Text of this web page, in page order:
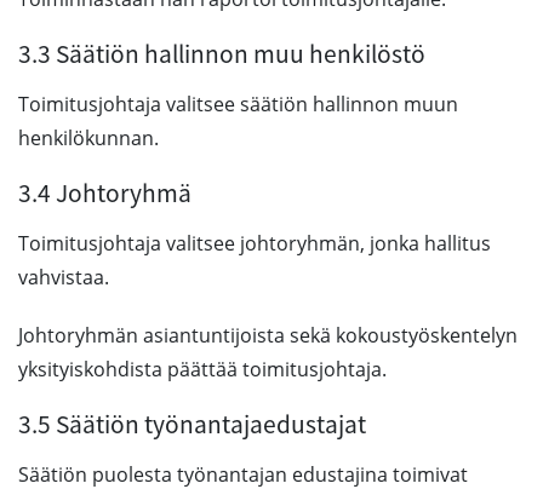
3.3 Säätiön hallinnon muu henkilöstö
Toimitusjohtaja valitsee säätiön hallinnon muun
henkilökunnan.
3.4 Johtoryhmä
Toimitusjohtaja valitsee johtoryhmän, jonka hallitus
vahvistaa.
Johtoryhmän asiantuntijoista sekä kokoustyöskentelyn
yksityiskohdista päättää toimitusjohtaja.
3.5 Säätiön työnantajaedustajat
Säätiön puolesta työnantajan edustajina toimivat